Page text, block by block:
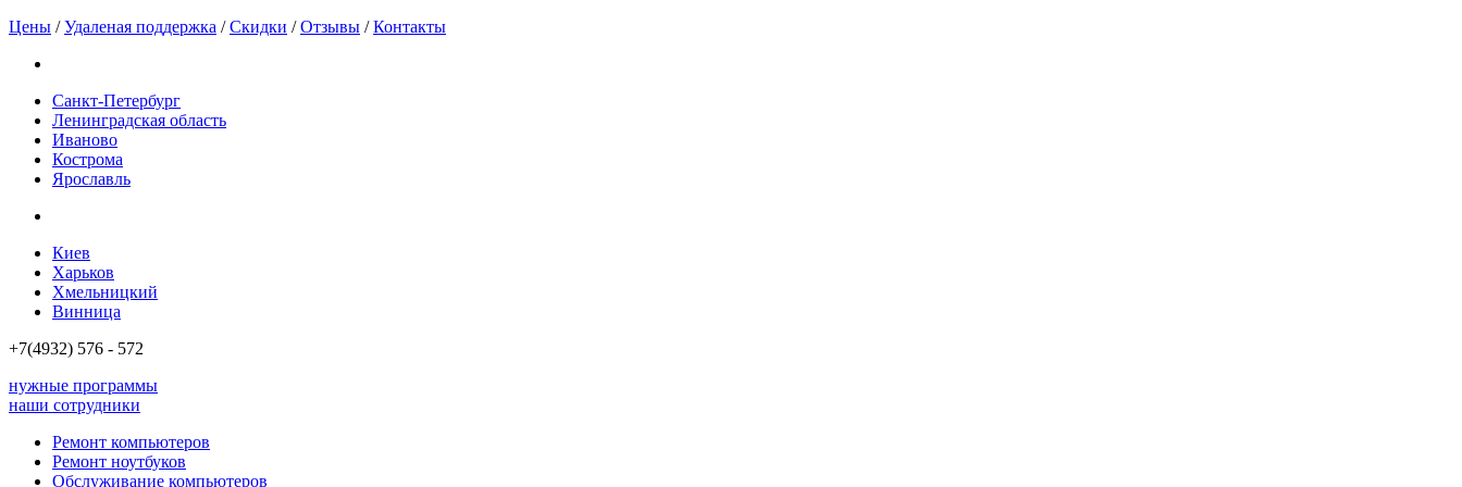
Цены /Удаленая поддержка /Скидки /Отзывы /Контакты
Санкт-Петербург
Ленинградская область
Иваново
Кострома
Ярославль
Киев
Харьков
Хмельницкий
Винница
+7(4932) 576 - 572
нужные программы
наши сотрудники
Ремонт компьютеров
Ремонт ноутбуков
Обслуживание компьютеров